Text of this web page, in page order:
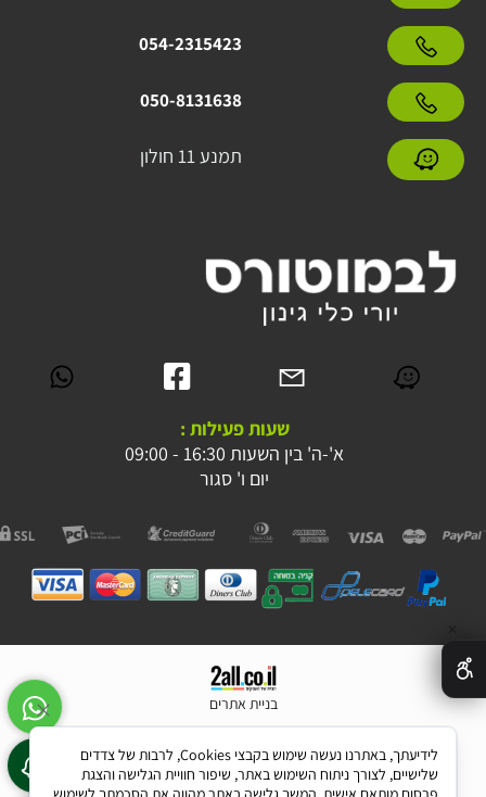
054-2315423
050-8131638
תמנע 11 חולון
שעות פעילות :
א'-ה' בין השעות 16:30 - 09:00
יום ו' סגור
בניית אתרים
לידיעתך, באתרנו נעשה שימוש בקבצי Cookies, לרבות של צדדים
שלישיים, לצורך ניתוח השימוש באתר, שיפור חוויית הגלישה והצגת